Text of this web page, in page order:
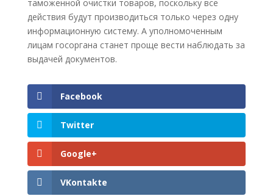
таможенной очистки товаров, поскольку все
действия будут производиться только через одну
информационную систему. А уполномоченным
лицам госоргана станет проще вести наблюдать за
выдачей документов.
Facebook
Twitter
Google+
VKontakte